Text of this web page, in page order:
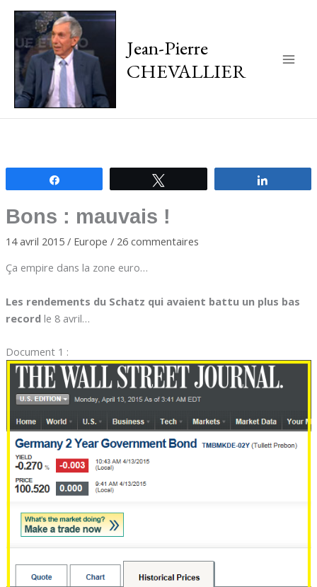
Jean-Pierre
CHEVALLIER
Bons : mauvais !
14 avril 2015 / Europe / 26 commentaires
Ça empire dans la zone euro…
Les rendements du Schatz qui avaient battu un plus bas
record le 8 avril…
Document 1 :